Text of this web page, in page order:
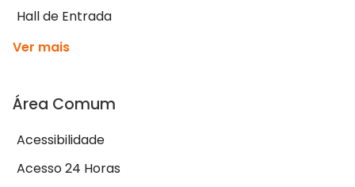
Hall de Entrada
Ver mais
Área Comum
Acessibilidade
Acesso 24 Horas